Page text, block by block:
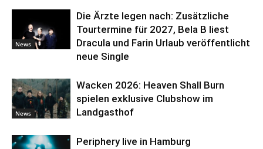
News
Die Ärzte legen nach: Zusätzliche
Tourtermine für 2027, Bela B liest
Dracula und Farin Urlaub veröffentlicht
neue Single
News
Wacken 2026: Heaven Shall Burn
spielen exklusive Clubshow im
Landgasthof
Periphery live in Hamburg